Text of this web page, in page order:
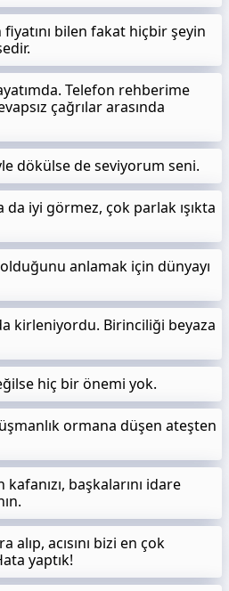
bilen fakat hiçbir şeyin
Telefon rehberime
çağrılar arasında
dökülse de seviyorum seni.
da iyi görmez, çok parlak ışıkta
anlamak için dünyayı
kirleniyordu. Birinciliği beyaza
hiç bir önemi yok.
ormana düşen ateşten
başkalarını idare
acısını bizi en çok
yaptık!